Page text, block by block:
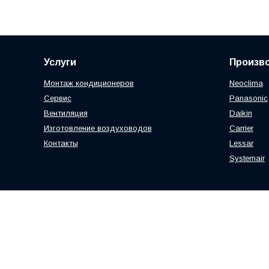
Услуги
Монтаж кондиционеров
Сервис
Вентиляция
Изготовление воздуховодов
Контакты
Neoclima
Panasonic
Daikin
Carrier
Lessar
Systemair